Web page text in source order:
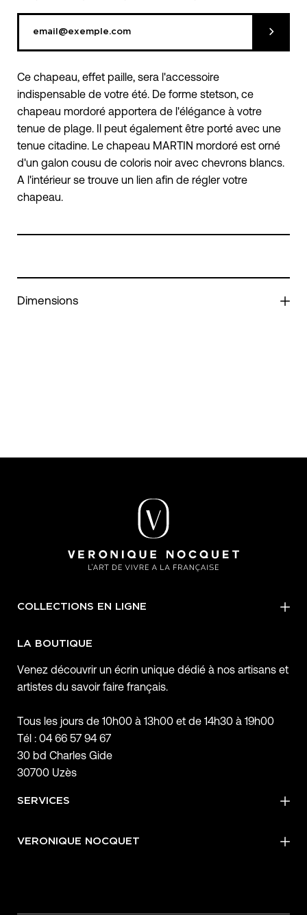
Ce chapeau, effet paille, sera l'accessoire
indispensable de votre été. De forme stetson, ce
chapeau mordoré apportera de l'élégance à votre
tenue de plage. Il peut également être porté avec une
tenue citadine. Le chapeau MARTIN mordoré est orné
d'un galon cousu de coloris noir avec chevrons blancs.
A l'intérieur se trouve un lien afin de régler votre
chapeau.
Dimensions
COLLECTIONS EN LIGNE
LA BOUTIQUE
Venez découvrir un écrin unique dédié à nos artisans et
artistes du savoir faire français.
Tous les jours de 10h00 à 13h00 et de 14h30 à 19h00
Tél : 04 66 57 94 67
30 bd Charles Gide
30700 Uzès
SERVICES
VERONIQUE NOCQUET